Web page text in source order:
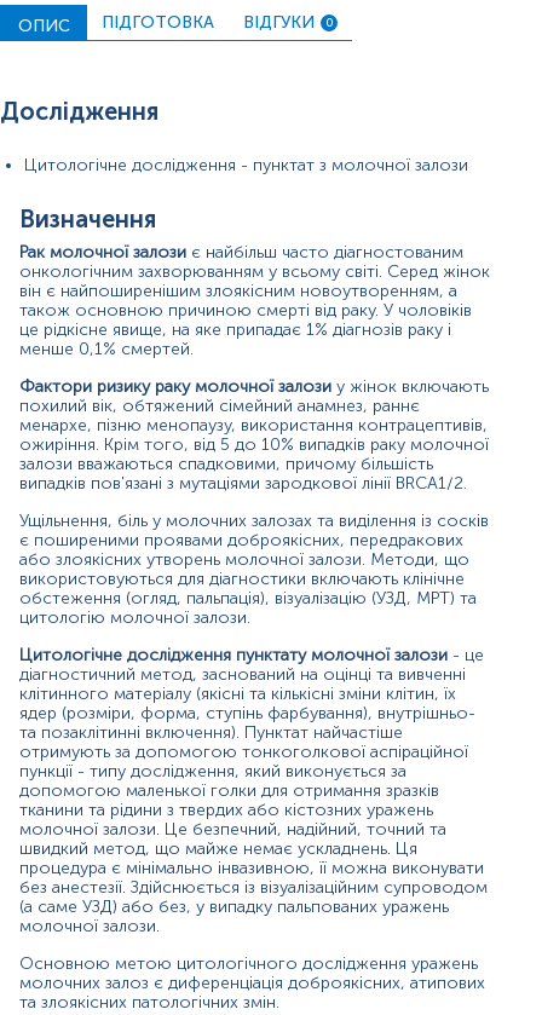
візуалізацію (УЗД, МРТ) та цитологію молочної залози.
вивченні клітинного матеріалу (якісні та кількісні зміни
клітин, їх ядер (розміри, форма, ступінь фарбування),
найчастіше отримують за допомогою тонкоголкової
виконується за допомогою маленької голки для
кістозних уражень молочної залози. Це безпечний,
надійний, точний та швидкий метод, що майже немає
ускладнень. Ця процедура є мінімально інвазивною, її
можна виконувати без анестезії. Здійснюється із
візуалізаційним супроводом (а саме УЗД) або без, у
Основною метою цитологічного дослідження уражень
молочних залоз є диференціація доброякісних,
атипових та злоякісних патологічних змін.
Цитологія пунктату дозволяє з високою ймовірністю
визначити злоякісні новоутворення, їх тканинну
приналежність та поширення. Основною метою
дослідження є встановлення правильного діагнозу,
який дозволить уникнути хірургічного втручання для
взяття біопсії й допоможе визначити ефективний план
лікування та необхідність проведення додаткових
діагностичних досліджень. Крім цього, детальна
морфологічна верифікація пухлини перед лікуванням
допомагає клініцисту у визначенні прогнозу
захворювання.
Дослідження є відносно недорогим, тому його можна
застосовувати для профілактичних оглядів або
спостереження за станом людей, що входять до групи
ризику.
Показання до призначення:
Підозра на онкологічні захворювання молочної
залози:
наявність симптомів - ущільнення, що
пальпуються, виділення з сосків, зміна форми
сосків, порушення цілісності шкірних покривів,
ОПИС ПІДГОТОВКА ВІДГУКИ 0
Дослідження
Цитологічне дослідження - пунктат з молочної залози
Визначення
Рак молочної залози є найбільш часто діагностованим
онкологічним захворюванням у всьому світі. Серед жінок
він є найпоширенішим злоякісним новоутворенням, а
також основною причиною смерті від раку. У чоловіків
це рідкісне явище, на яке припадає 1% діагнозів раку і
менше 0,1% смертей.
Фактори ризику раку молочної залози у жінок включають
похилий вік, обтяжений сімейний анамнез, раннє
менархе, пізню менопаузу, використання контрацептивів,
ожиріння. Крім того, від 5 до 10% випадків раку молочної
залози вважаються спадковими, причому більшість
випадків пов'язані з мутаціями зародкової лінії BRCA1/2.
Ущільнення, біль у молочних залозах та виділення із сосків
є поширеними проявами доброякісних, передракових
або злоякісних утворень молочної залози. Методи, що
використовуються для діагностики включають клінічне
обстеження (огляд, пальпація), візуалізацію (УЗД, МРТ) та
цитологію молочної залози.
Цитологічне дослідження пунктату молочної залози - це
діагностичний метод, заснований на оцінці та вивченні
клітинного матеріалу (якісні та кількісні зміни клітин, їх
ядер (розміри, форма, ступінь фарбування), внутрішньо-
та позаклітинні включення). Пунктат найчастіше
отримують за допомогою тонкоголкової аспіраційної
пункції - типу дослідження, який виконується за
допомогою маленької голки для отримання зразків
тканини та рідини з твердих або кістозних уражень
молочної залози. Це безпечний, надійний, точний та
швидкий метод, що майже немає ускладнень. Ця
процедура є мінімально інвазивною, її можна виконувати
без анестезії. Здійснюється із візуалізаційним супроводом
(а саме УЗД) або без, у випадку пальпованих уражень
молочної залози.
Основною метою цитологічного дослідження уражень
молочних залоз є диференціація доброякісних, атипових
та злоякісних патологічних змін.